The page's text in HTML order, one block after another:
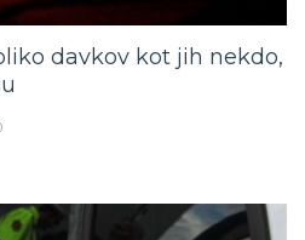
davkov kot jih nekdo,